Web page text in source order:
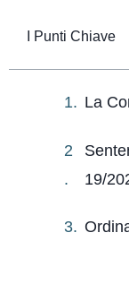
I Punti Chiave
La
19/